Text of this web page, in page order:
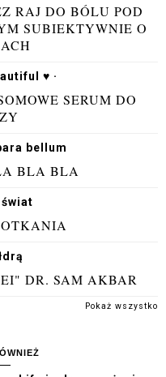
RAJ DO BÓLU POD
SUBIEKTYWNIE O
♥ ·
SERUM DO
bellum
BLA BLA
DR. SAM AKBAR
Pokaż wszystko